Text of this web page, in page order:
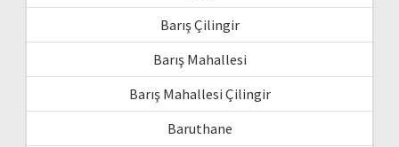
Barış Çilingir
Barış Mahallesi
Barış Mahallesi Çilingir
Baruthane